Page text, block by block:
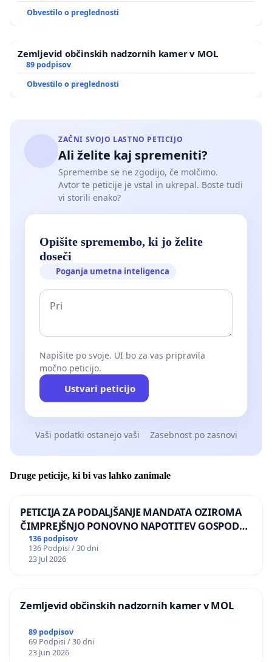
Obvestilo o preglednosti
Zemljevid občinskih nadzornih kamer v MOL
89 podpisov
Obvestilo o preglednosti
ZAČNI SVOJO LASTNO PETICIJO
Ali želite kaj spremeniti?
Spremembe se ne zgodijo, če molčimo.
Avtor te peticije je vstal in ukrepal. Boste tudi
vi storili enako?
Opišite spremembo, ki jo želite
doseči
Poganja umetna inteligenca
Napišite po svoje. UI bo za vas pripravila
močno peticijo.
Ustvari peticijo
Vaši podatki ostanejo vaši Zasebnost po zasnovi
Druge peticije, ki bi vas lahko zanimale
PETICIJA ZA PODALJŠANJE MANDATA OZIROMA
ČIMPREJŠNJO PONOVNO NAPOTITEV GOSPODA
BERNARDA ŠRAJNERJA NA VELEPOSLANIŠTVO
REPUBLIKE SLOVENIJE V MOSKVI
136 podpisov
136 Podpisi / 30 dni
23 Jul 2026
Zemljevid občinskih nadzornih kamer v MOL
89 podpisov
69 Podpisi / 30 dni
23 Jun 2026